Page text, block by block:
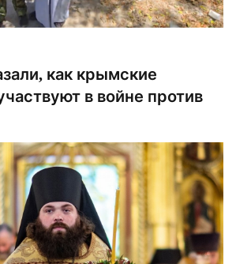
как крымские
в войне против